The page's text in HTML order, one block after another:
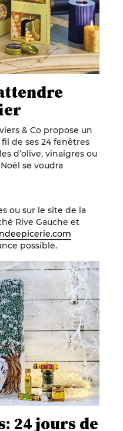
& Co propose un
de ses 24 fenêtres
d’olive, vinaigres ou
se voudra
ou sur le site de la
Rive Gauche et
possible.
24 jours de